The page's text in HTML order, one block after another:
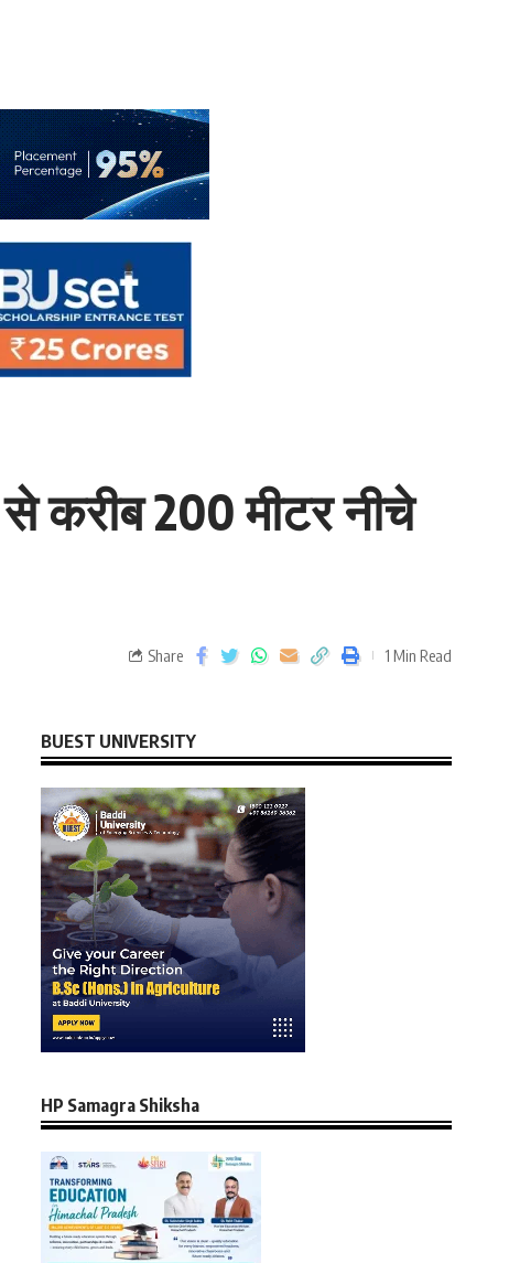
करीब 200 मीटर नीचे
Share 1 Min Read
BUEST UNIVERSITY
HP Samagra Shiksha